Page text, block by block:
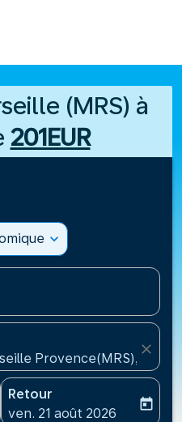
(MRS) à
201EUR
expand_more
Provence(MRS),
close
aria-label
Retour
fc-booking-return-date-
ven. 21 août 2026
today